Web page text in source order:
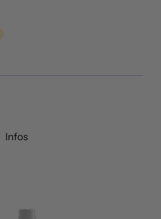
Infos